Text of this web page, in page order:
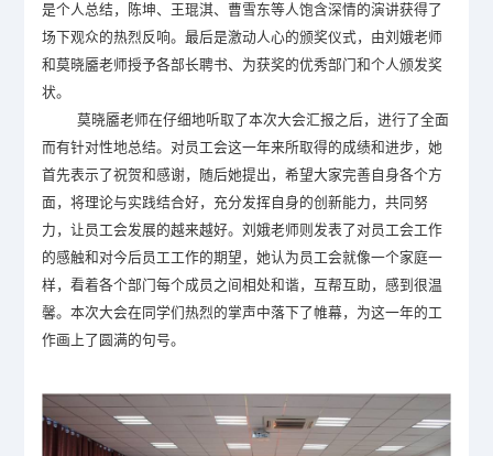
是个人总结，陈坤、王琨淇、曹雪东等人饱含深情的演讲获得了
场下观众的热烈反响。最后是激动人心的颁奖仪式，由刘娥老师
和莫晓靥老师授予各部长聘书、为获奖的优秀部门和个人颁发奖
状。
莫晓靥老师在仔细地听取了本次大会汇报之后，进行了全面
而有针对性地总结。对员工会这一年来所取得的成绩和进步，她
首先表示了祝贺和感谢，随后她提出，希望大家完善自身各个方
面，将理论与实践结合好，充分发挥自身的创新能力，共同努
力，让员工会发展的越来越好。刘娥老师则发表了对员工会工作
的感触和对今后员工工作的期望，她认为员工会就像一个家庭一
样，看着各个部门每个成员之间相处和谐，互帮互助，感到很温
馨。本次大会在同学们热烈的掌声中落下了帷幕，为这一年的工
作画上了圆满的句号。